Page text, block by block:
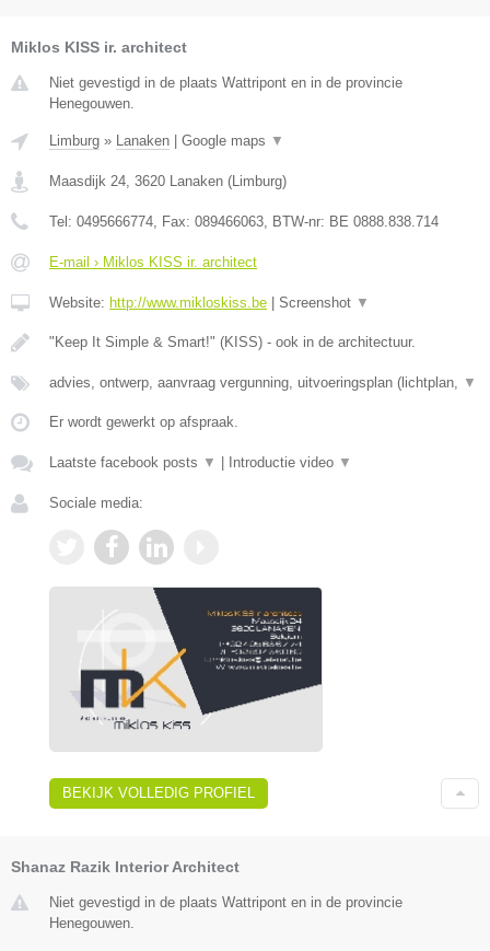
Miklos KISS ir. architect
Niet gevestigd in de plaats Wattripont en in de provincie
Henegouwen.
Limburg » Lanaken Google maps ▼
Maasdijk 24, 3620 Lanaken (Limburg)
Tel: 0495666774, Fax: 089466063, BTW-nr: BE 0888.838.714
E-mail › Miklos KISS ir. architect
Website: http://www.mikloskiss.be Screenshot ▼
"Keep It Simple & Smart!" (KISS) - ook in de architectuur.
advies, ontwerp, aanvraag vergunning, uitvoeringsplan (lichtplan, ▼
Er wordt gewerkt op afspraak.
Laatste facebook posts ▼ Introductie video ▼
Sociale media:
BEKIJK VOLLEDIG PROFIEL
Shanaz Razik Interior Architect
Niet gevestigd in de plaats Wattripont en in de provincie
Henegouwen.